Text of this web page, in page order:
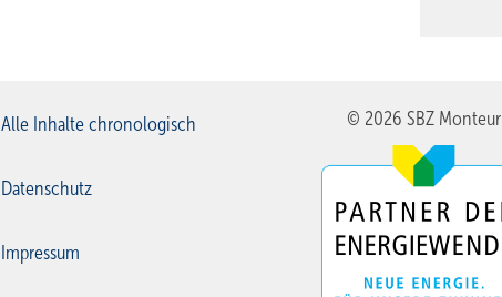
Alle Inhalte chronologisch
Datenschutz
Impressum
© 2026 SBZ Monteur